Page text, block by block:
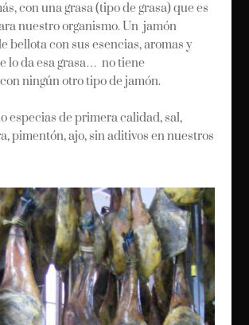
con una grasa (tipo de grasa) que es
nuestro organismo. Un jamón
bellota con sus esencias, aromas y
lo da esa grasa… no tiene
ningún otro tipo de jamón.
especias de primera calidad, sal,
pimentón, ajo, sin aditivos en nuestros